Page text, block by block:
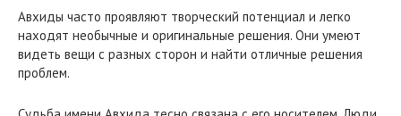
Авхиды часто проявляют творческий потенциал и легко
находят необычные и оригинальные решения. Они умеют
видеть вещи с разных сторон и найти отличные решения
проблем.